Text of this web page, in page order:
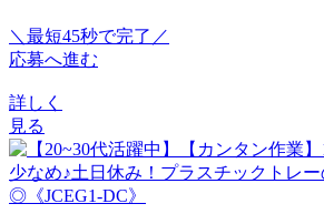
＼最短45秒で完了／
応募へ進む
詳しく
見る